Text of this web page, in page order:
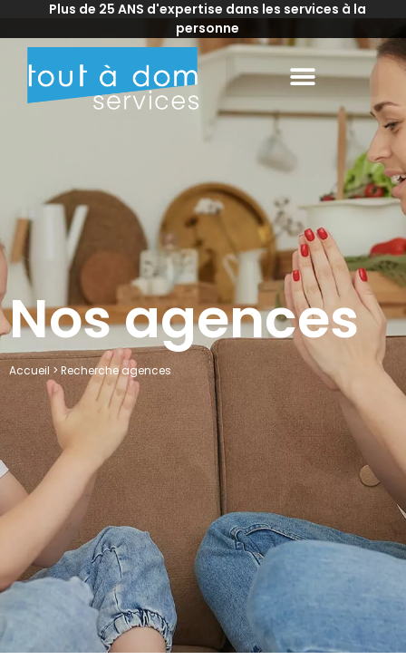
Plus de 25 ANS d'expertise dans les services à la
personne
Nos agences
Accueil > Recherche agences